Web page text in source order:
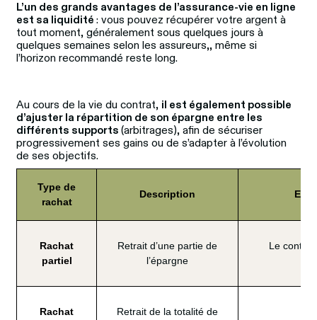
L’un des grands avantages de l’assurance‑vie en ligne
est sa liquidité : vous pouvez récupérer votre argent à
tout moment, généralement sous quelques jours à
quelques semaines selon les assureurs,, même si
l’horizon recommandé reste long.
Au cours de la vie du contrat, il est également possible
d’ajuster la répartition de son épargne entre les
différents supports (arbitrages), afin de sécuriser
progressivement ses gains ou de s’adapter à l’évolution
de ses objectifs.
Type de
rachat
Description
Rachat
partiel
Retrait d’une partie de
l’épargne
Le
Rachat
Retrait de la totalité de